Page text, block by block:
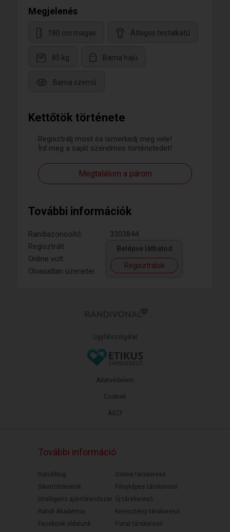
Kettőtök története
Regisztrálj most és ismerkedj meg vele!
Írd meg a saját szerelmes történetedet!
Megtalálom a párom
További információk
Randiazonosító:
3303844
Regisztrált:
Online volt:
Olvasatlan üzenetei:
Belépve láthatod
Regisztrálok
Megjelenés
180 cm magas Átlagos testalkatú
85 kg Barna hajú
Barna szemű
Ügyfélszolgálat
ÁSZF
Adatvédelem
Cookiek
További információ
Randiblog
Sikertörténetek
Intelligens ajánlórendszer
Randi Akadémia
Facebook oldalunk
Online társkereső
Fényképes társkereső
Új társkereső
Keresztény társkereső
Fiatal társkereső